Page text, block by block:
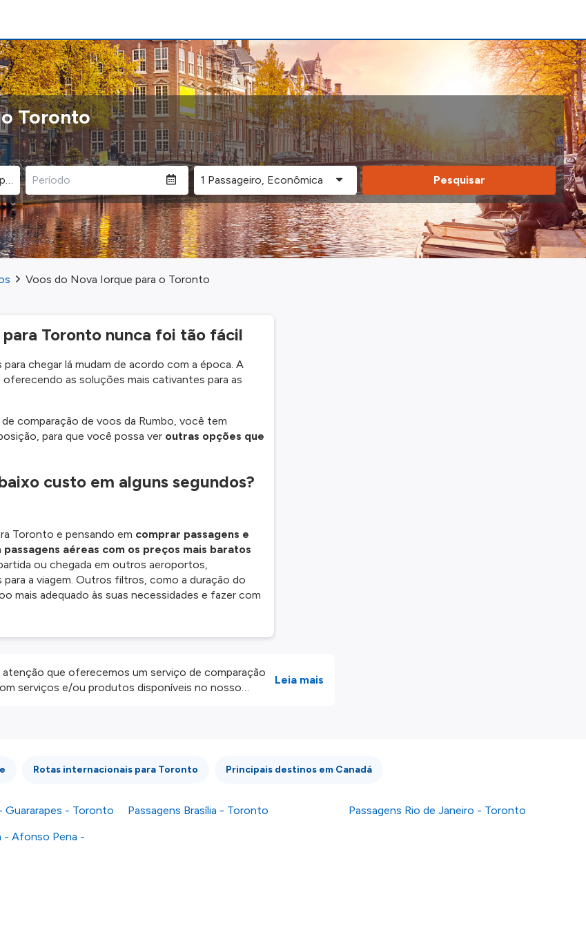
Toronto
Pesquisar
Voos do Nova Iorque para o Toronto
Toronto nunca foi tão fácil
chegar lá mudam de acordo com a época. A
as soluções mais cativantes para as
comparação de voos da Rumbo, você tem
para que você possa ver outras opções que
custo em alguns segundos?
Toronto e pensando em comprar passagens e
passagens aéreas com os preços mais baratos
ou chegada em outros aeroportos,
a viagem. Outros filtros, como a duração do
mais adequado às suas necessidades e fazer com
atenção que oferecemos um serviço de comparação
serviços e/ou produtos disponíveis no nosso
Leia mais
Rotas internacionais para Toronto Principais destinos em Canadá
Guararapes - Toronto Passagens Brasília - Toronto
Passagens Rio de Janeiro - Toronto
- Afonso Pena -